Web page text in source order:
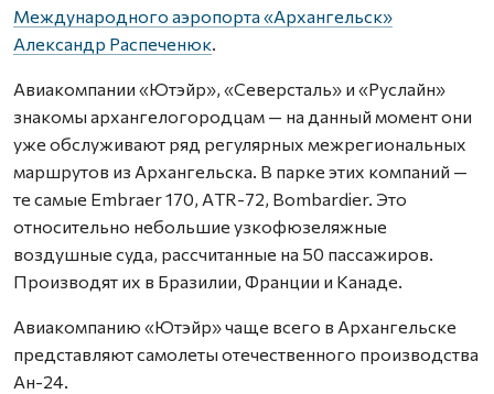
Международного аэропорта «Архангельск»
Александр Распеченюк.
Авиакомпании «Ютэйр», «Северсталь» и «Руслайн»
знакомы архангелогородцам — на данный момент они
уже обслуживают ряд регулярных межрегиональных
маршрутов из Архангельска. В парке этих компаний —
те самые Embraer 170, АTR-72, Bombardier. Это
относительно небольшие узкофюзеляжные
воздушные суда, рассчитанные на 50 пассажиров.
Производят их в Бразилии, Франции и Канаде.
Авиакомпанию «Ютэйр» чаще всего в Архангельске
представляют самолеты отечественного производства
Ан-24.